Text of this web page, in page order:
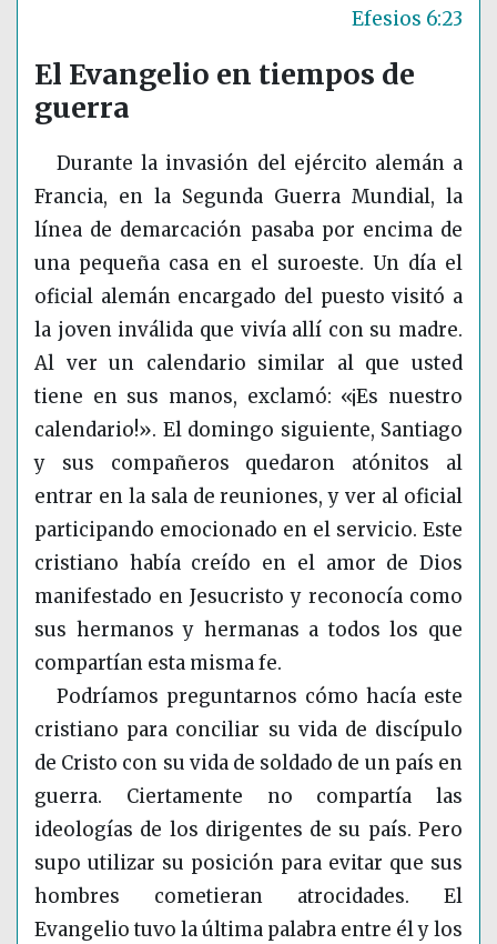
Efesios 6:23
El Evangelio en tiempos de
guerra
Durante la invasión del ejército alemán a
Francia, en la Segunda Guerra Mundial, la
línea de demarcación pasaba por encima de
una pequeña casa en el suroeste. Un día el
oficial alemán encargado del puesto visitó a
la joven inválida que vivía allí con su madre.
Al ver un calendario similar al que usted
tiene en sus manos, exclamó: «¡Es nuestro
calendario!». El domingo siguiente, Santiago
y sus compañeros quedaron atónitos al
entrar en la sala de reuniones, y ver al oficial
participando emocionado en el servicio. Este
cristiano había creído en el amor de Dios
manifestado en Jesucristo y reconocía como
sus hermanos y hermanas a todos los que
compartían esta misma fe.
Podríamos preguntarnos cómo hacía este
cristiano para conciliar su vida de discípulo
de Cristo con su vida de soldado de un país en
guerra. Ciertamente no compartía las
ideologías de los dirigentes de su país. Pero
supo utilizar su posición para evitar que sus
hombres cometieran atrocidades. El
Evangelio tuvo la última palabra entre él y los